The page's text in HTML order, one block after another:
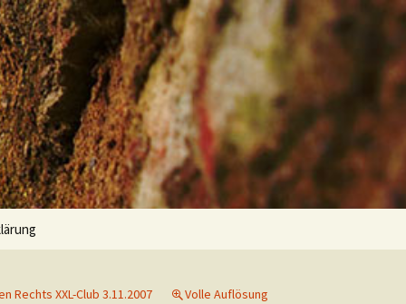
Rechts XXL-Club 3.11.2007
Volle Auflösung